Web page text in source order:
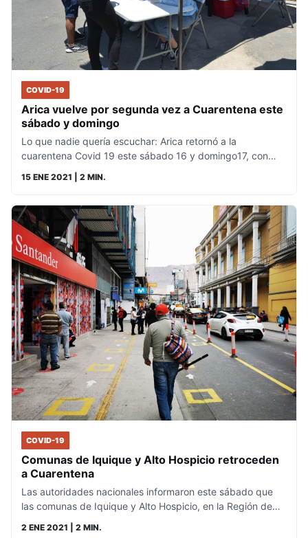
COVID-19
Arica vuelve por segunda vez a Cuarentena este
sábado y domingo
Lo que nadie quería escuchar: Arica retornó a la
cuarentena Covid 19 este sábado 16 y domingo17, con…
15 ENE 2021 | 2 MIN.
COVID-19
Comunas de Iquique y Alto Hospicio retroceden
a Cuarentena
Las autoridades nacionales informaron este sábado que
las comunas de Iquique y Alto Hospicio, en la Región de…
2 ENE 2021 | 2 MIN.